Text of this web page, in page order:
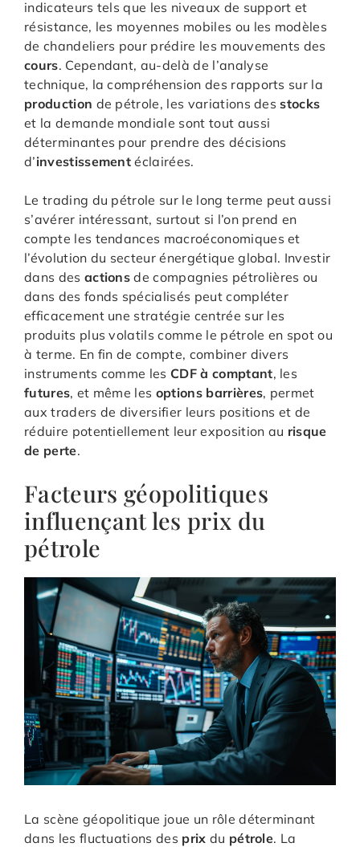
indicateurs tels que les niveaux de support et
résistance, les moyennes mobiles ou les modèles
de chandeliers pour prédire les mouvements des
cours. Cependant, au-delà de l’analyse
technique, la compréhension des rapports sur la
production de pétrole, les variations desstocks
et la demande mondiale sont tout aussi
déterminantes pour prendre des décisions
d’investissement éclairées.
Le trading du pétrole sur le long terme peut aussi
s’avérer intéressant, surtout si l’on prend en
compte les tendances macroéconomiques et
l’évolution du secteur énergétique global. Investir
dans des actions de compagnies pétrolières ou
dans des fonds spécialisés peut compléter
efficacement une stratégie centrée sur les
produits plus volatils comme le pétrole en spot ou
à terme. En fin de compte, combiner divers
instruments comme les CDF à comptant, les
futures, et même les options barrières, permet
aux traders de diversifier leurs positions et de
réduire potentiellement leur exposition au risque
de perte.
Facteurs géopolitiques
influençant les prix du
pétrole
La scène géopolitique joue un rôle déterminant
dans les fluctuations des prix du pétrole. La